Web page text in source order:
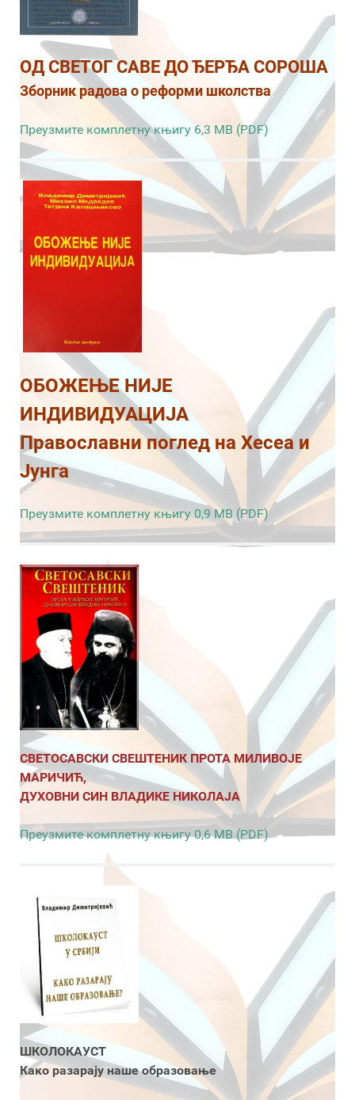
ОД СВЕТОГ САВЕ ДО ЂЕРЂА СОРОША
Зборник радова о реформи школства
Преузмите комплетну књигу 6,3 MB (PDF)
ОБОЖЕЊЕ НИЈЕ
ИНДИВИДУАЦИЈА
Православни поглед на Хесеа и
Јунга
Преузмите комплетну књигу 0,9 MB (PDF)
СВЕТОСАВСКИ СВЕШТЕНИК ПРОТА МИЛИВОЈЕ
МАРИЧИЋ,
ДУХОВНИ СИН ВЛАДИКЕ НИКОЛАЈА
Преузмите комплетну књигу 0,6 MB (PDF)
ШКОЛОКАУСТ
Како разарају наше образовање